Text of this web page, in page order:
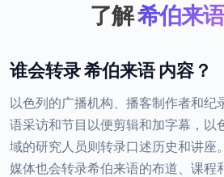
了解希伯来
谁会转录 希伯来语 内容？
以色列的广播机构、播客制作者和纪
语采访和节目以便剪辑和加字幕，以
域的研究人员则转录口述历史和讲座
媒体也会转录希伯来语的布道、课程